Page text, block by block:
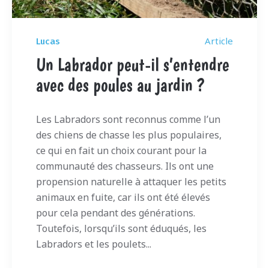
Lucas Article
Un Labrador peut-il s’entendre
avec des poules au jardin ?
Les Labradors sont reconnus comme l’un
des chiens de chasse les plus populaires,
ce qui en fait un choix courant pour la
communauté des chasseurs. Ils ont une
propension naturelle à attaquer les petits
animaux en fuite, car ils ont été élevés
pour cela pendant des générations.
Toutefois, lorsqu’ils sont éduqués, les
Labradors et les poulets...